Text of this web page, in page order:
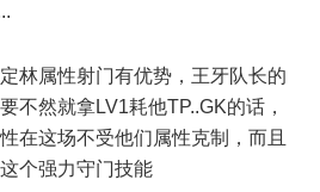
林属性射门有优势，王牙队长的
不然就拿LV1耗他TP..GK的话，
在这场不受他们属性克制，而且
个强力守门技能